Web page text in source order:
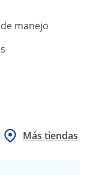
manejo
Más tiendas